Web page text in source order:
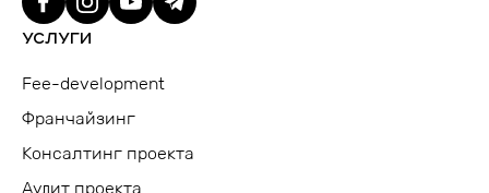
УСЛУГИ
Fee-development
Франчайзинг
Консалтинг проекта
Аудит проекта